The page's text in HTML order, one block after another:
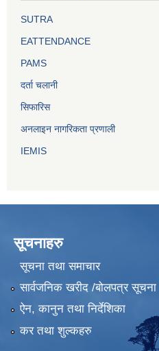
SUTRA
EATTENDANCE
PAMS
दर्ता चलानी
सिफारिस
अनलाइन नागरिकता प्रणाली
IEMIS
सूचनाहरु
सूचना तथा समाचार
सार्वजनिक खरीद /बोलपत्र सूचना
ऐन, कानुन तथा निर्देशिका
कर तथा शुल्कहरु